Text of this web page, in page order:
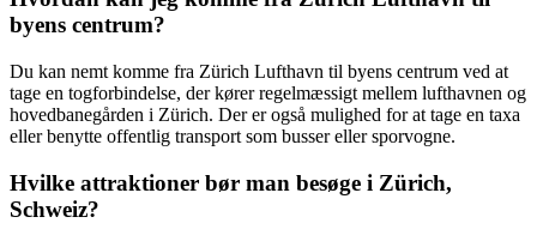
byens centrum?
Du kan nemt komme fra Zürich Lufthavn til byens centrum ved at
tage en togforbindelse, der kører regelmæssigt mellem lufthavnen og
hovedbanegården i Zürich. Der er også mulighed for at tage en taxa
eller benytte offentlig transport som busser eller sporvogne.
Hvilke attraktioner bør man besøge i Zürich,
Schweiz?